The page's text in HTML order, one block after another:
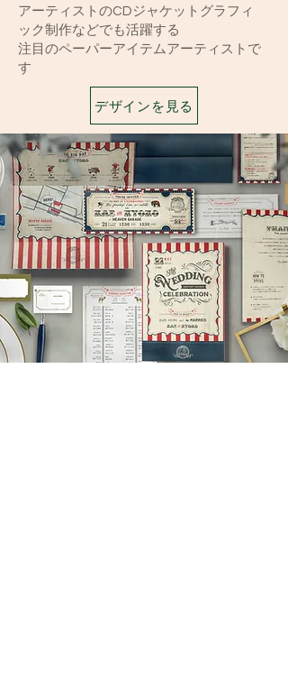
アーティストのCDジャケットグラフィ
ック制作などでも活躍する
注目のペーパーアイテムアーティストで
す
デザインを見る